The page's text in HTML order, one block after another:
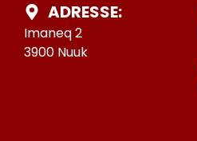
ADRESSE:
Imaneq 2
3900 Nuuk